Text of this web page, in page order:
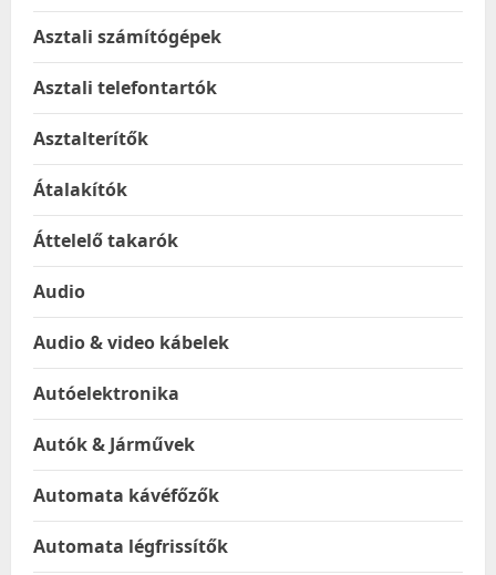
Asztali számítógépek
Asztali telefontartók
Asztalterítők
Átalakítók
Áttelelő takarók
Audio
Audio & video kábelek
Autóelektronika
Autók & Járművek
Automata kávéfőzők
Automata légfrissítők